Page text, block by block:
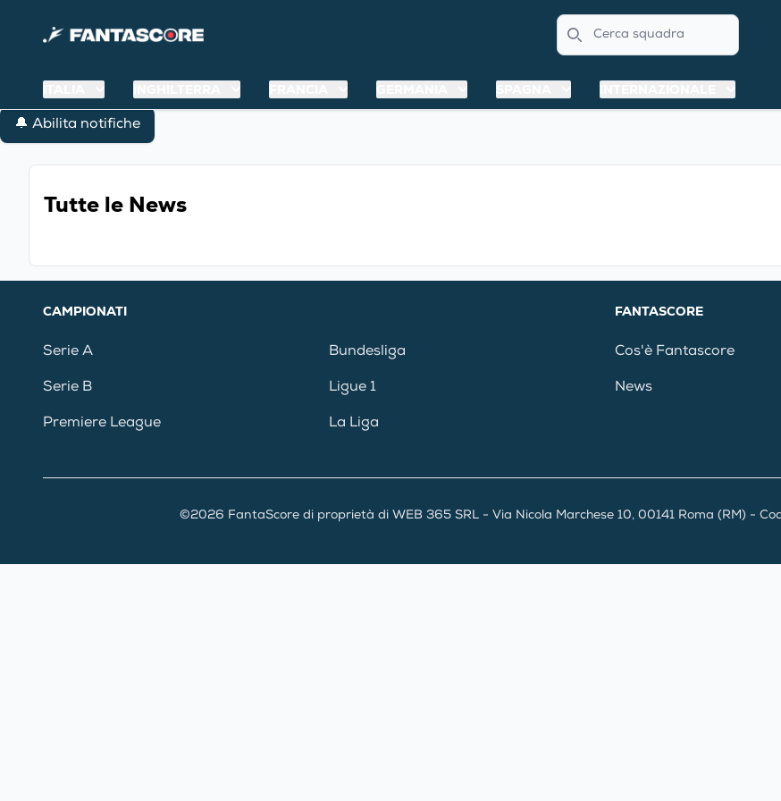
Search
🔔 Abilita notifiche
Tutte le News
CAMPIONATI
Serie A
Serie B
Premiere League
Bundesliga
Ligue 1
La Liga
FANTASCORE
Cos'è Fantascore
News
©2026 FantaScore di proprietà di WEB 365 SRL - Via Nicola Marchese 10, 00141 Roma (RM) -